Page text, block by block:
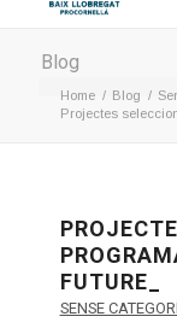
Blog
Home / Blog /
Projectes
FUTURE_
SENSE